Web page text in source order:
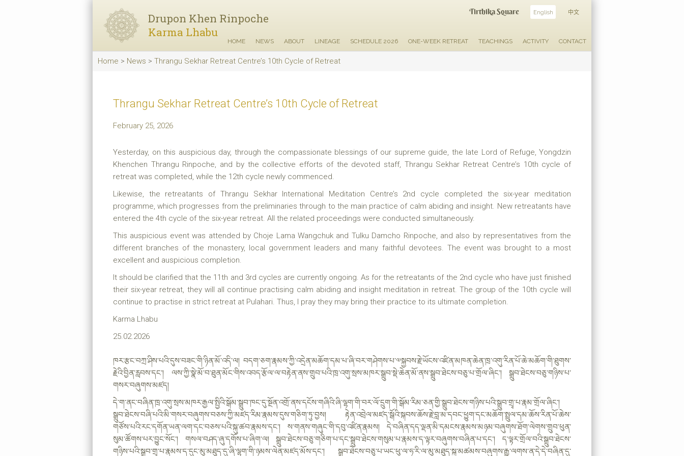
Drupon Khen Rinpoche
Karma Lhabu
Tirthika Square English 中文
HOME NEWS ABOUT LINEAGE SCHEDULE 2026 ONE-WEEK RETREAT TEACHINGS ACTIVITY CONTACT
Home > News > Thrangu Sekhar Retreat Centre’s 10th Cycle of Retreat
Thrangu Sekhar Retreat Centre’s 10th Cycle of Retreat
February 25, 2026
Yesterday, on this auspicious day, through the compassionate blessings of our supreme guide, the late Lord of Refuge, Yongdzin
Khenchen Thrangu Rinpoche, and by the collective efforts of the devoted staff, Thrangu Sekhar Retreat Centre’s 10th cycle of
retreat was completed, while the 12th cycle newly commenced.
Likewise, the retreatants of Thrangu Sekhar International Meditation Centre’s 2nd cycle completed the six-year meditation
programme, which progresses from the preliminaries through to the main practice of calm abiding and insight. New retreatants have
entered the 4th cycle of the six-year retreat. All the related proceedings were conducted simultaneously.
This auspicious event was attended by Choje Lama Wangchuk and Tulku Damcho Rinpoche, and also by representatives from the
different branches of the monastery, local government leaders and many faithful devotees. The event was brought to a most
excellent and auspicious completion.
It should be clarified that the 11th and 3rd cycles are currently ongoing. As for the retreatants of the 2nd cycle who have just finished
their six-year retreat, they will all continue practising calm abiding and insight meditation in retreat. The group of the 10th cycle will
continue to practise in strict retreat at Pulahari. Thus, I pray they may bring their practice to its ultimate completion.
Karma Lhabu
25.02.2026
ཁར་རྩང་བཀྲ་ཤིས་པའི་དུས་བཟང་གི་ཉིན་མོ་འདི་ལ། བདག་ཅག་རྣམས་ཀྱི་འདྲེན་མཆོག་དམ་པ་ཞི་བར་གཤེགས་པ་༧སྐྱབས་རྗེ་ཡོངས་འཛིན་མཁན་ཆེན་ཁྲ་འགུ་རིན་པོ་ཆེ་མཆོག་གི་ཐུགས་
རྗེའི་བྱིན་རླབས་དང་། ལས་ཀྱི་སྣེ་མོ་བ་ཐུན་མོང་གིས་འབད་རྩོལ་ལ་བརྟེན་ནས་གྲུབ་པའི་ཁྲ་འགུ་སྲས་མཁར་སྒྲུབ་སྡེ་ཆེན་མོ་ནས་སྒྲུབ་ཐེངས་བཅུ་པ་གྲོལ་ཞིང་། སྒྲུབ་ཐེངས་བཅུ་གཉིས་པ་
གསར་བཞུགས་མཛད།
དེ་ག་ནང་བཞིན་ཁྲ་འགུ་སྲས་མཁར་རྒྱལ་སྤྱིའི་སྒོམ་སྒྲུབ་ཁང་དུ་སྔོན་འགྲོ་ནས་དངོས་གཞིའི་ཞི་ལྷག་གི་བར་ལོ་དྲུག་གི་སྒོམ་རིམ་ཅན་གྱི་སྒྲུབ་ཐེངས་གཉིས་པའི་སྒྲུབ་གྲྭ་པ་རྣམ་གྲོལ་ཞིང་།
སྒྲུབ་ཐེངས་བཞི་པའི་མི་གསར་བཞུགས་བཅས་ཀྱི་མཛད་རིམ་རྣམས་དུས་གཅིག་ཏུ་བྱས། རྟེན་འབྲེལ་མཛད་སྒོའི་སྐབས་ཆོས་རྗེ་བླ་མ་དབང་ཕྱུག་དང་མཆོག་སྤྲུལ་དམ་ཆོས་རིན་པོ་ཆེས་
གཙོས་པའི་རང་དགོན་ཡན་ལག་དང་བཅས་པའི་སྐུ་ཚབ་རྣམས་དང་། ས་གནས་གཞུང་གི་དབུ་འཛིན་རྣམས། དེ་བཞིན་དད་ལྡན་མི་དམངས་རྣམས་མཉམ་བཞུགས་ཐོག་ལེགས་གྲུབ་ཕུན་
སུམ་ཚོགས་པར་བྱུང་སོང་། གསལ་བཤད་ཞུ་དགོས་པ་ཞིག་ལ། སྒྲུབ་ཐེངས་བཅུ་གཅིག་པ་དང་སྒྲུབ་ཐེངས་གསུམ་པ་རྣམས་ད་ལྟར་བཞུགས་བཞིན་པ་དང་། ད་ལྟར་གྲོལ་བའི་སྒྲུབ་ཐེངས་
གཉིས་པའི་སྒྲུབ་གྲྭ་པ་རྣམས་ད་དུང་མུ་མཐུད་དུ་ཞི་ལྷག་གི་ཉམས་ལེན་མཛད་མོས་དང་། སྒྲུབ་ཐེངས་བཅུ་པ་ཡང་ཕུ་ལ་ཧ་རི་ལ་མུ་མཐུད་སྐུ་མཚམས་བཞུགས་རྒྱུ་ལགས་ན་དེ་དེ་བཞིན་དུ་